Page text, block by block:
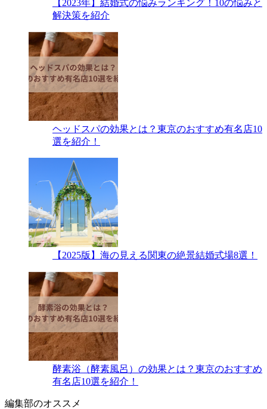
【2023年】結婚式の悩みランキング！10の悩みと
解決策を紹介
ヘッドスパの効果とは？東京のおすすめ有名店10
選を紹介！
【2025版】海の見える関東の絶景結婚式場8選！
酵素浴（酵素風呂）の効果とは？東京のおすすめ
有名店10選を紹介！
編集部のオススメ